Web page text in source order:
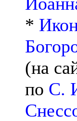
*
(на
по С.